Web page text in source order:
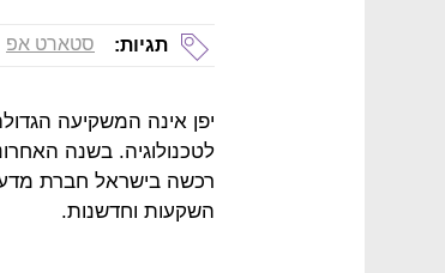
תגיות: סטארט אפ
יפן אינה המשקיעה
לטכנולוגיה. בשנה
רכשה בישראל חברת
השקעות וחדשנות.